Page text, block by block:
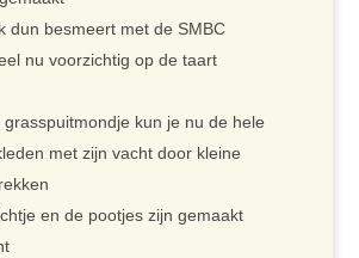
dun besmeert met de SMBC
nu voorzichtig op de taart
grasspuitmondje kun je nu de hele
met zijn vacht door kleine
en de pootjes zijn gemaakt